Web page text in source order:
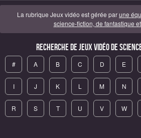
La rubrique Jeux vidéo est gérée parune
science-fiction, de fantastique
Recherche de Jeux vidéo de
# A B C D E
I J K L M N
R S T U V W